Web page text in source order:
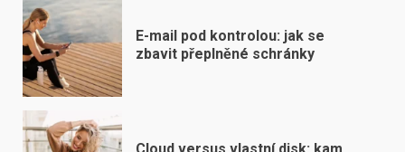
E-mail pod kontrolou: jak se
zbavit přeplněné schránky
Cloud versus vlastní disk: kam